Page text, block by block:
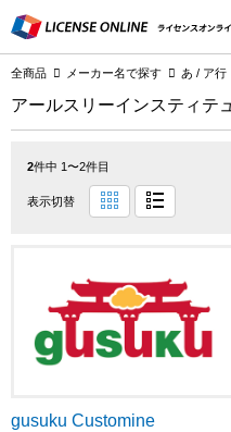
全商品 メーカー名で探す あ / ア行
アールスリーインスティテ
2件中 1〜2件目
表示切替
gusuku Customine